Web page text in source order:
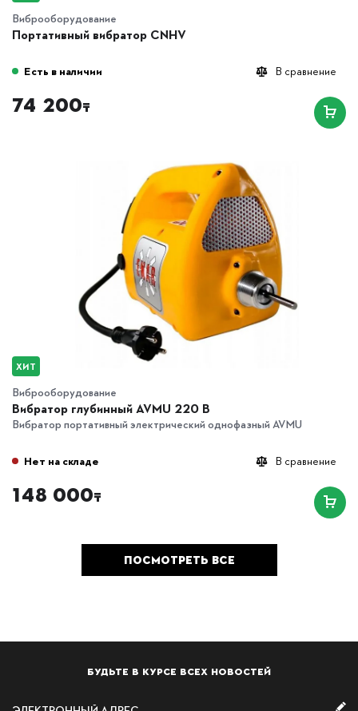
Виброоборудование
Портативный вибратор CNHV
В сравнение
Есть в наличии
74 200₸
ХИТ
Виброоборудование
Вибратор глубинный AVMU 220 B
Вибратор портативный электрический однофазный AVMU
В сравнение
Нет на складе
148 000₸
ПОСМОТРЕТЬ ВСЕ
БУДЬТЕ В КУРСЕ ВСЕХ НОВОСТЕЙ